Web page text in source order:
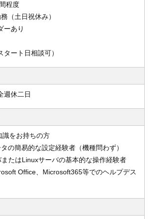
程度
（土日祝休み）
ーあり
ート日相談可）
週休二日
識をお持ちの方
の簡易的な設定経験者（機種問わず）
たはLinuxサーバの基本的な操作経験者
Office、Microsoft365等でのヘルプデス